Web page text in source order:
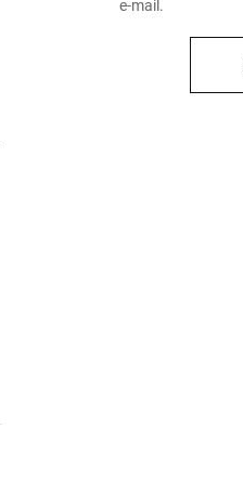
e-mail.